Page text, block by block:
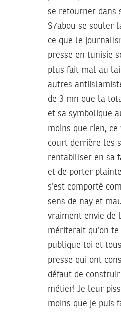
se retourner dans
S7abou se souler
ce que le
presse en tunisie
plus fait mal au
autres
de 3 mn que la
et sa symbolique
moins que rien,
court derrière les
rentabiliser en sa
et de porter
s’est comporté
sens de nay et
vraiment envie de
mériterait qu’on
publique toi et
presse qui ont
défaut de
métier! Je leur
moins que je puis